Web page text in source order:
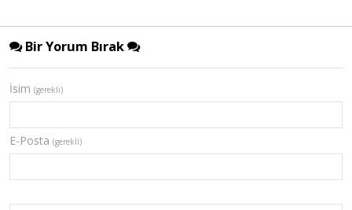
Bir Yorum Bırak
İsim (gerekli)
E-Posta (gerekli)